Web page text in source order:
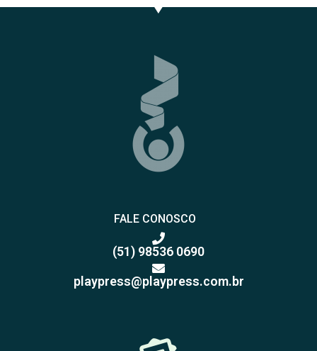
FALE CONOSCO
(51) 98536 0690
playpress@playpress.com.br